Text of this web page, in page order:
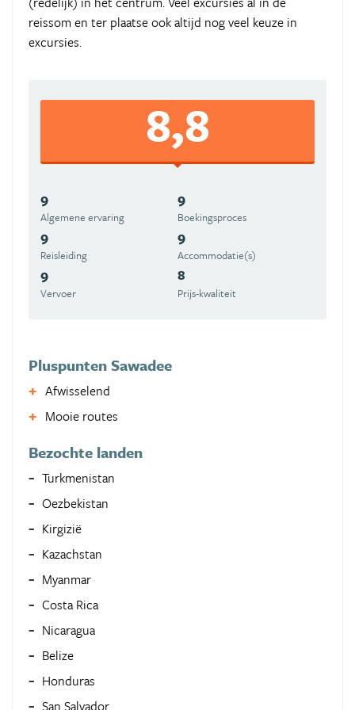
reissom en ter plaatse ook altijd nog veel keuze in
excursies.
8,8
9
Algemene ervaring
9
Boekingsproces
9
Reisleiding
9
Accommodatie(s)
9
Vervoer
8
Prijs-kwaliteit
Pluspunten Sawadee
Afwisselend
Mooie routes
Bezochte landen
Turkmenistan
Oezbekistan
Kirgizië
Kazachstan
Myanmar
Costa Rica
Nicaragua
Belize
Honduras
San Salvador